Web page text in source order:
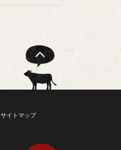
サイトマップ